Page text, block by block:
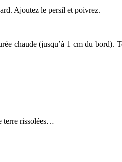
Ajoutez le persil et poivrez.
chaude (jusqu’à 1 cm du
terre rissolées…